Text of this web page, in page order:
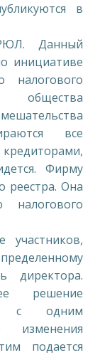
в
Данный
инициативе
налогового
все
Фирму
реестра. Она
участников,
директора.
решение
с одним
изменения
подается